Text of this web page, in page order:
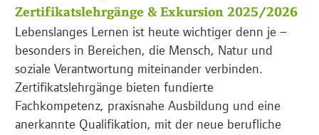
Zertifikatslehrgänge & Exkursion 2025/2026
Lebenslanges Lernen ist heute wichtiger denn je –
besonders in Bereichen, die Mensch, Natur und
soziale Verantwortung miteinander verbinden.
Zertifikatslehrgänge bieten fundierte
Fachkompetenz, praxisnahe Ausbildung und eine
anerkannte Qualifikation, mit der neue berufliche